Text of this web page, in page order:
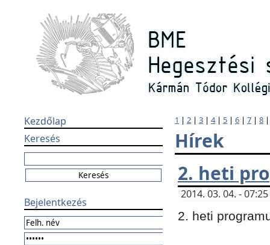
Kezdőlap
Keresés
Bejelentkezés
1 | 2 | 3 | 4| 5 | 6 | 7 | 8
Hírek
2. heti
2014. 03. 04. -
2. heti